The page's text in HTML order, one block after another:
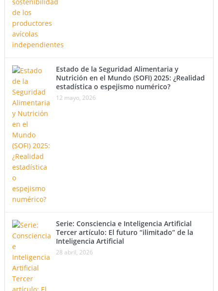
Estado de la Seguridad Alimentaria y
Nutrición en el Mundo (SOFI) 2025: ¿Realidad
estadística o espejismo numérico?
12 mayo, 2026
Serie: Consciencia e Inteligencia Artificial
Tercer artículo: El futuro “ilimitado” de la
Inteligencia Artificial
28 abril, 2026